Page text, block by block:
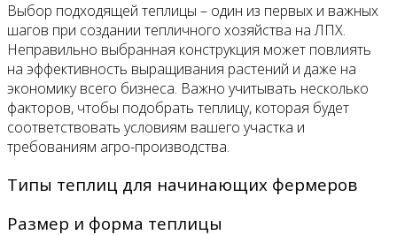
Выбор подходящей теплицы – один из первых и важных
шагов при создании тепличного хозяйства на ЛПХ.
Неправильно выбранная конструкция может повлиять
на эффективность выращивания растений и даже на
экономику всего бизнеса. Важно учитывать несколько
факторов, чтобы подобрать теплицу, которая будет
соответствовать условиям вашего участка и
требованиям агро-производства.
Типы теплиц для начинающих фермеров
Размер и форма теплицы